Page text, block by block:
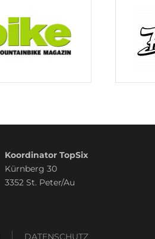
Koordinator TopSix
Kürnberg 30
3352 St. Peter/Au
DATENSCHUTZ